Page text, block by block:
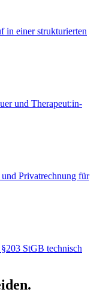
in einer strukturierten
und Therapeut:in-
Privatrechnung für
StGB technisch